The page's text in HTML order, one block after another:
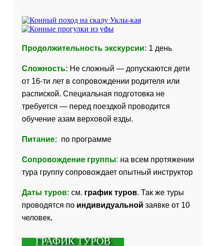
Продолжительность экскурсии: 1 день
Сложность: Не сложный — допускаются дети
от 16-ти лет в сопровождении родителя или
распиской. Специальная подготовка не
требуется — перед поездкой проводится
обучение азам верховой езды.
Питание: по программе
Сопровождение группы: на всем протяжении
тура группу сопровождает опытный инструктор
Даты туров: см. график туров. Так же туры
проводятся по индивидуальной заявке от 10
человек.
ГРАФИК ТУРОВ